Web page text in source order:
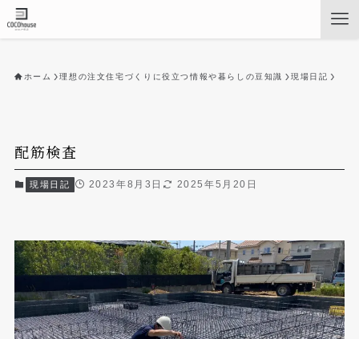
ホーム 理想の注文住宅づくりに役立つ情報や暮らしの豆知識 現場日記
配筋検査
現場日記 2023年8月3日 2025年5月20日